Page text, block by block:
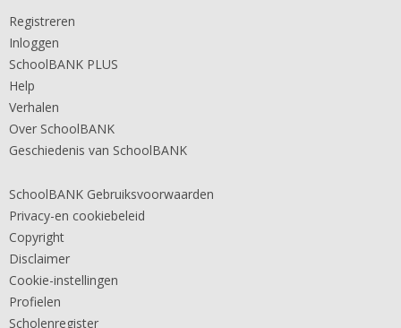
Registreren
Inloggen
SchoolBANK PLUS
Help
Verhalen
Over SchoolBANK
Geschiedenis van SchoolBANK
SchoolBANK Gebruiksvoorwaarden
Privacy-en cookiebeleid
Copyright
Disclaimer
Cookie-instellingen
Profielen
Scholenregister